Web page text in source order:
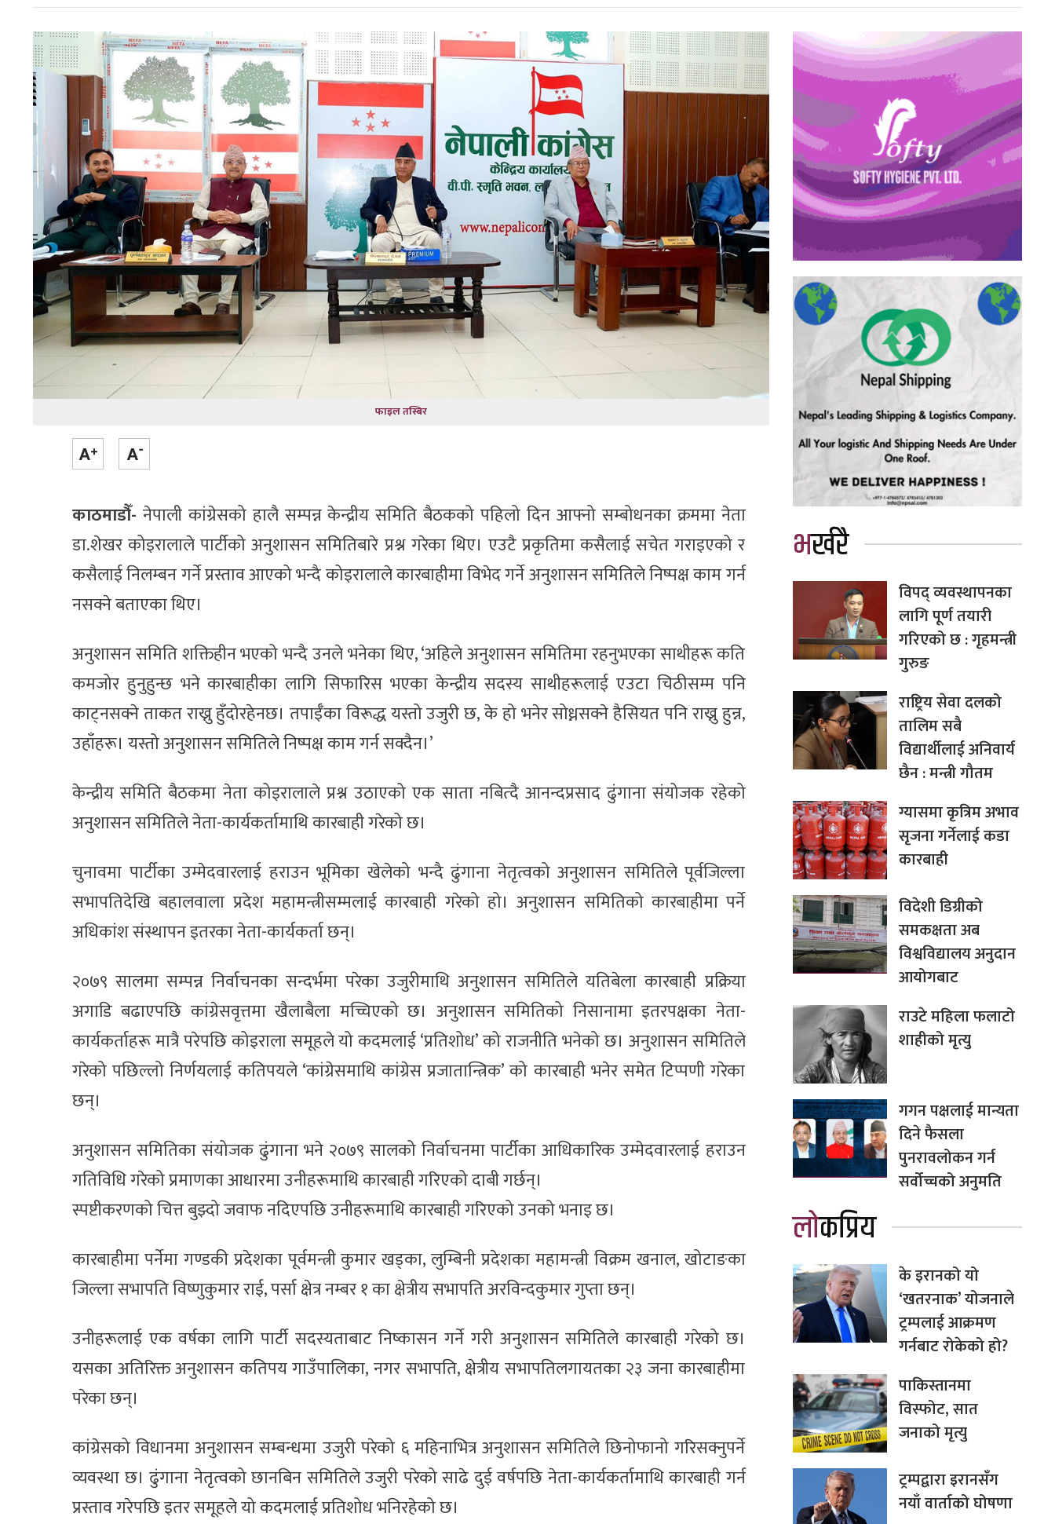
फाइल तस्बिर
काठमाडौँ- नेपाली कांग्रेसको हालै सम्पन्न केन्द्रीय समिति बैठकको पहिलो दिन आफ्नो सम्बोधनका क्रममा नेता
डा.शेखर कोइरालाले पार्टीको अनुशासन समितिबारे प्रश्न गरेका थिए। एउटै प्रकृतिमा कसैलाई सचेत गराइएको र
कसैलाई निलम्बन गर्ने प्रस्ताव आएको भन्दै कोइरालाले कारबाहीमा विभेद गर्ने अनुशासन समितिले निष्पक्ष काम गर्न
नसक्ने बताएका थिए।
अनुशासन समिति शक्तिहीन भएको भन्दै उनले भनेका थिए, ‘अहिले अनुशासन समितिमा रहनुभएका साथीहरू कति
कमजोर हुनुहुन्छ भने कारबाहीका लागि सिफारिस भएका केन्द्रीय सदस्य साथीहरूलाई एउटा चिठीसम्म पनि
काट्नसक्ने ताकत राख्नु हुँदोरहेनछ। तपाईँका विरूद्ध यस्तो उजुरी छ, के हो भनेर सोध्नसक्ने हैसियत पनि राख्नु हुन्न,
उहाँहरू। यस्तो अनुशासन समितिले निष्पक्ष काम गर्न सक्दैन।’
केन्द्रीय समिति बैठकमा नेता कोइरालाले प्रश्न उठाएको एक साता नबित्दै आनन्दप्रसाद ढुंगाना संयोजक रहेको
अनुशासन समितिले नेता-कार्यकर्तामाथि कारबाही गरेको छ।
चुनावमा पार्टीका उम्मेदवारलाई हराउन भूमिका खेलेको भन्दै ढुंगाना नेतृत्वको अनुशासन समितिले पूर्वजिल्ला
सभापतिदेखि बहालवाला प्रदेश महामन्त्रीसम्मलाई कारबाही गरेको हो। अनुशासन समितिको कारबाहीमा पर्ने
अधिकांश संस्थापन इतरका नेता-कार्यकर्ता छन्।
२०७९ सालमा सम्पन्न निर्वाचनका सन्दर्भमा परेका उजुरीमाथि अनुशासन समितिले यतिबेला कारबाही प्रक्रिया
अगाडि बढाएपछि कांग्रेसवृत्तमा खैलाबैला मच्चिएको छ। अनुशासन समितिको निसानामा इतरपक्षका नेता-
कार्यकर्ताहरू मात्रै परेपछि कोइराला समूहले यो कदमलाई ‘प्रतिशोध’ को राजनीति भनेको छ। अनुशासन समितिले
गरेको पछिल्लो निर्णयलाई कतिपयले ‘कांग्रेसमाथि कांग्रेस प्रजातान्त्रिक’ को कारबाही भनेर समेत टिप्पणी गरेका
छन्।
अनुशासन समितिका संयोजक ढुंगाना भने २०७९ सालको निर्वाचनमा पार्टीका आधिकारिक उम्मेदवारलाई हराउन
गतिविधि गरेको प्रमाणका आधारमा उनीहरूमाथि कारबाही गरिएको दाबी गर्छन्।
स्पष्टीकरणको चित्त बुझ्दो जवाफ नदिएपछि उनीहरूमाथि कारबाही गरिएको उनको भनाइ छ।
कारबाहीमा पर्नेमा गण्डकी प्रदेशका पूर्वमन्त्री कुमार खड्का, लुम्बिनी प्रदेशका महामन्त्री विक्रम खनाल, खोटाङका
जिल्ला सभापति विष्णुकुमार राई, पर्सा क्षेत्र नम्बर १ का क्षेत्रीय सभापति अरविन्दकुमार गुप्ता छन्।
उनीहरूलाई एक वर्षका लागि पार्टी सदस्यताबाट निष्कासन गर्ने गरी अनुशासन समितिले कारबाही गरेको छ।
यसका अतिरिक्त अनुशासन कतिपय गाउँपालिका, नगर सभापति, क्षेत्रीय सभापतिलगायतका २३ जना कारबाहीमा
परेका छन्।
कांग्रेसको विधानमा अनुशासन सम्बन्धमा उजुरी परेको ६ महिनाभित्र अनुशासन समितिले छिनोफानो गरिसक्नुपर्ने
व्यवस्था छ। ढुंगाना नेतृत्वको छानबिन समितिले उजुरी परेको साढे दुई वर्षपछि नेता-कार्यकर्तामाथि कारबाही गर्न
प्रस्ताव गरेपछि इतर समूहले यो कदमलाई प्रतिशोध भनिरहेको छ।
भर्खरै
विपद् व्यवस्थापनका
लागि पूर्ण तयारी
गरिएको छ : गृहमन्त्री
गुरुङ
राष्ट्रिय सेवा दलको
तालिम सबै
विद्यार्थीलाई अनिवार्य
छैन : मन्त्री गौतम
ग्यासमा कृत्रिम अभाव
सृजना गर्नेलाई कडा
कारबाही
विदेशी डिग्रीको
समकक्षता अब
विश्वविद्यालय अनुदान
आयोगबाट
राउटे महिला फलाटो
शाहीको मृत्यु
गगन पक्षलाई मान्यता
दिने फैसला
पुनरावलोकन गर्न
सर्वोच्चको अनुमति
लोकप्रिय
के इरानको यो
‘खतरनाक’ योजनाले
ट्रम्पलाई आक्रमण
गर्नबाट रोकेको हो?
पाकिस्तानमा
विस्फोट, सात
जनाको मृत्यु
ट्रम्पद्वारा इरानसँग
नयाँ वार्ताको घोषणा